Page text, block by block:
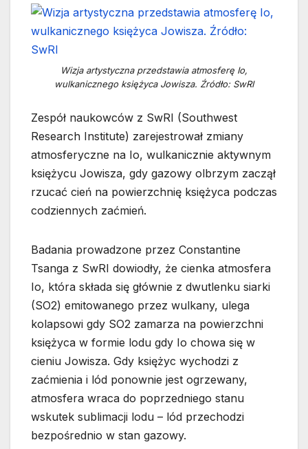
Wizja artystyczna przedstawia atmosferę Io,
wulkanicznego księżyca Jowisza. Źródło: SwRI
Zespół naukowców z SwRI (Southwest
Research Institute) zarejestrował zmiany
atmosferyczne na Io, wulkanicznie aktywnym
księżycu Jowisza, gdy gazowy olbrzym zaczął
rzucać cień na powierzchnię księżyca podczas
codziennych zaćmień.
Badania prowadzone przez Constantine
Tsanga z SwRI dowiodły, że cienka atmosfera
Io, która składa się głównie z dwutlenku siarki
(SO2) emitowanego przez wulkany, ulega
kolapsowi gdy SO2 zamarza na powierzchni
księżyca w formie lodu gdy Io chowa się w
cieniu Jowisza. Gdy księżyc wychodzi z
zaćmienia i lód ponownie jest ogrzewany,
atmosfera wraca do poprzedniego stanu
wskutek sublimacji lodu – lód przechodzi
bezpośrednio w stan gazowy.